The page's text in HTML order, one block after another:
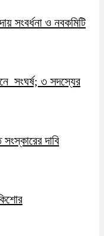
সংবর্ধনা ও নবকমিটি
সংঘর্ষ; ৩ সদস্যের
দাবি